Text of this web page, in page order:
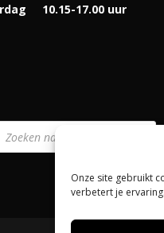
Onze site gebruikt
verbetert je ervaring.
10.15-17.00 uur